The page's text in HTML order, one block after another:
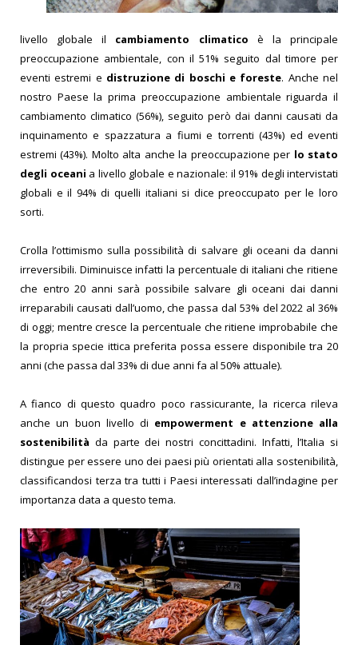
livello globale il cambiamento climatico è la principale
preoccupazione ambientale, con il 51% seguito dal timore per
eventi estremi e distruzione di boschi e foreste. Anche nel
nostro Paese la prima preoccupazione ambientale riguarda il
cambiamento climatico (56%), seguito però dai danni causati da
inquinamento e spazzatura a fiumi e torrenti (43%) ed eventi
estremi (43%). Molto alta anche la preoccupazione per lo stato
degli oceani a livello globale e nazionale: il 91% degli intervistati
globali e il 94% di quelli italiani si dice preoccupato per le loro
sorti.
Crolla l’ottimismo sulla possibilità di salvare gli oceani da danni
irreversibili. Diminuisce infatti la percentuale di italiani che ritiene
che entro 20 anni sarà possibile salvare gli oceani dai danni
irreparabili causati dall’uomo, che passa dal 53% del 2022 al 36%
di oggi; mentre cresce la percentuale che ritiene improbabile che
la propria specie ittica preferita possa essere disponibile tra 20
anni (che passa dal 33% di due anni fa al 50% attuale).
A fianco di questo quadro poco rassicurante, la ricerca rileva
anche un buon livello di empowerment e attenzione alla
sostenibilità da parte dei nostri concittadini. Infatti, l’Italia si
distingue per essere uno dei paesi più orientati alla sostenibilità,
classificandosi terza tra tutti i Paesi interessati dall’indagine per
importanza data a questo tema.